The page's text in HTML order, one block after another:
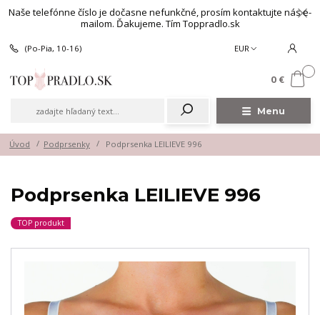
Naše telefónne číslo je dočasne nefunkčné, prosím kontaktujte nás e-
mailom. Ďakujeme. Tím Toppradlo.sk
Menu
EUR
(Po-Pia, 10-16)
0 €
Úvod Podprsenky Podprsenka LEILIEVE 996
Podprsenka LEILIEVE 996
TOP produkt